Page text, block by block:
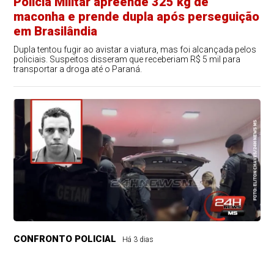
maconha e prende dupla após perseguição
em Brasilândia
Dupla tentou fugir ao avistar a viatura, mas foi alcançada pelos
policiais. Suspeitos disseram que receberiam R$ 5 mil para
transportar a droga até o Paraná.
CONFRONTO POLICIAL Há 3 dias